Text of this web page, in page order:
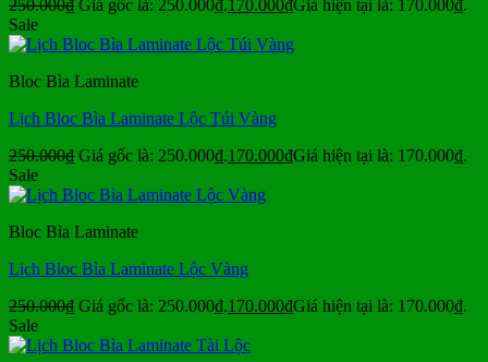
250.000₫ Giá gốc là: 250.000₫.170.000₫Giá hiện tại là: 170.000₫.
Sale
Bloc Bìa Laminate
Lịch Bloc Bìa Laminate Lộc Túi Vàng
250.000₫ Giá gốc là: 250.000₫.170.000₫Giá hiện tại là: 170.000₫.
Sale
Bloc Bìa Laminate
Lịch Bloc Bìa Laminate Lộc Vàng
250.000₫ Giá gốc là: 250.000₫.170.000₫Giá hiện tại là: 170.000₫.
Sale